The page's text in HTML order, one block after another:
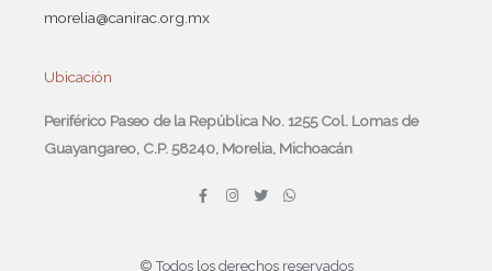
morelia@canirac.org.mx
Ubicación
Periférico Paseo de la República No. 1255 Col. Lomas de
Guayangareo, C.P. 58240, Morelia, Michoacán
F
a
o
I
n
g
T
w
e
W
h
a
© Todos los derechos reservados